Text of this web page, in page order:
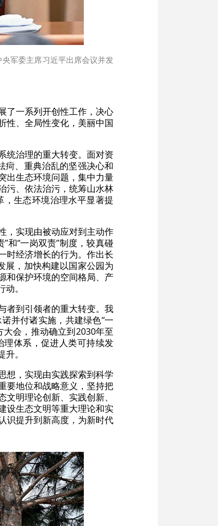
军委主席习近平出席会议并发
了一系列开创性工作，决心
性、全局性变化，美丽中国
统治理的重大转变。面对资
疴、重典治乱的坚强决心和
出生态环境问题，集中力量
污、依法治污，统筹山水林
生态环境治理水平显著提
，实现由被动应对到主动作
和“一岗双责”制度，较真碰
时经济增长的行为。作出长
展，加快构建以国家公园为
和保护环境的空间格局、产
。
者到引领者的重大转变。我
并付诸实施，共建绿色“一
会，推动确立到2030年至
理体系，促进人类可持续发
。
想，实现由实践探索到科学
要地位和战略意义，坚持把
明理论创新、实践创新、
设生态文明等重大理论和实
识提升到新高度，为新时代